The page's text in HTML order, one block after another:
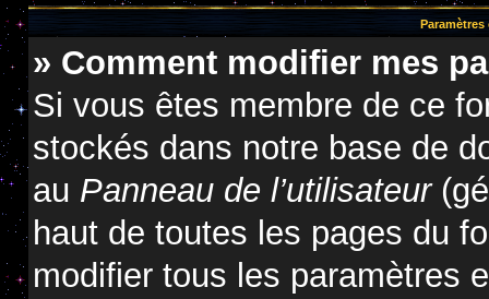
Paramètres
» Comment modifier mes
Si vous êtes membre de ce
stockés dans notre base de
au Panneau de l’utilisateur
haut de toutes les pages du
modifier tous les paramètres